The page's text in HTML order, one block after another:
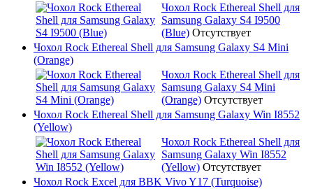
Чохол Rock Ethereal Shell для
Samsung Galaxy S4 I9500
(Blue) Отсутствует
Чохол Rock Ethereal Shell для Samsung Galaxy S4 Mini
(Orange)
Чохол Rock Ethereal Shell для
Samsung Galaxy S4 Mini
(Orange) Отсутствует
Чохол Rock Ethereal Shell для Samsung Galaxy Win I8552
(Yellow)
Чохол Rock Ethereal Shell для
Samsung Galaxy Win I8552
(Yellow) Отсутствует
Чохол Rock Excel для BBK Vivo Y17 (Turquoise)